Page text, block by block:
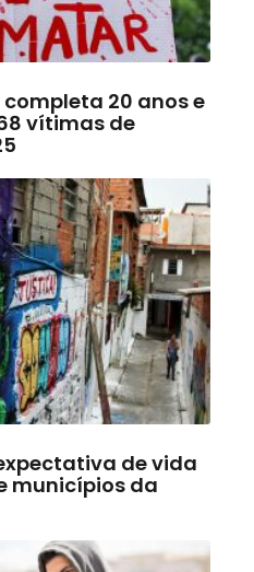
completa 20 anos e
vítimas de
de vida
municípios da